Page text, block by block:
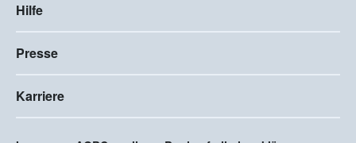
Hilfe
Presse
Karriere